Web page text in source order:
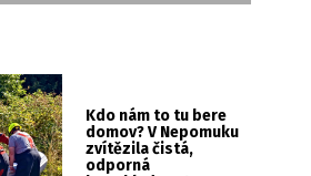
Kdo nám to tu bere
domov? V Nepomuku
zvítězila čistá,
odporná